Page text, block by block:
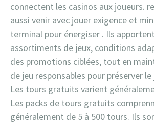
connectent les casinos aux joueurs.
aussi venir avec jouer exigence et
terminal pour énergiser . Ils
assortiments de jeux, conditions
des promotions ciblées, tout en
de jeu responsables pour préserver
Les tours gratuits varient
Les packs de tours gratuits
généralement de 5 à 500 tours. Ils